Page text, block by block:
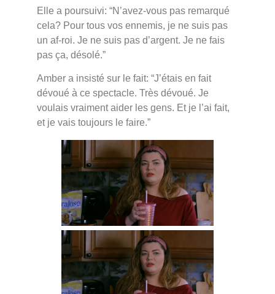
Elle a poursuivi: “N’avez-vous pas remarqué
cela? Pour tous vos ennemis, je ne suis pas
un af-roi. Je ne suis pas d’argent. Je ne fais
pas ça, désolé.”
Amber a insisté sur le fait: “J’étais en fait
dévoué à ce spectacle. Très dévoué. Je
voulais vraiment aider les gens. Et je l’ai fait,
et je vais toujours le faire.”